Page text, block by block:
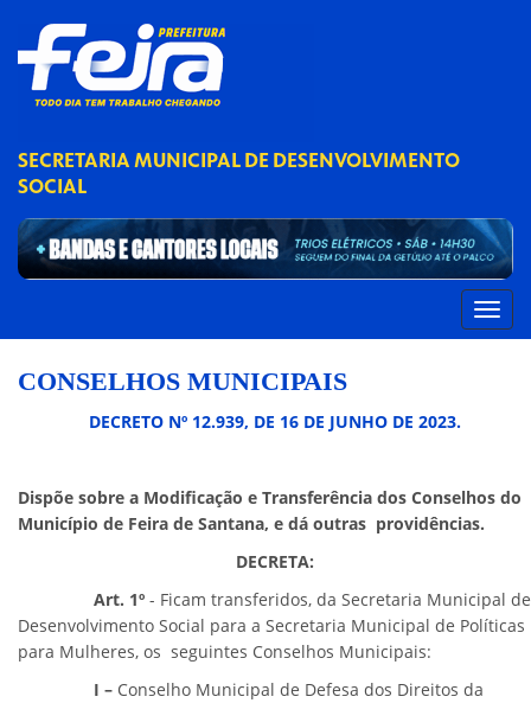
SECRETARIA MUNICIPAL DE DESENVOLVIMENTO
SOCIAL
CONSELHOS MUNICIPAIS
DECRETO Nº 12.939, DE 16 DE JUNHO DE 2023.
Dispõe sobre a Modificação e Transferência dos Conselhos do
Município de Feira de Santana, e dá outras providências.
DECRETA:
Art. 1º - Ficam transferidos, da Secretaria Municipal de
Desenvolvimento Social para a Secretaria Municipal de Políticas
para Mulheres, os seguintes Conselhos Municipais:
I – Conselho Municipal de Defesa dos Direitos da